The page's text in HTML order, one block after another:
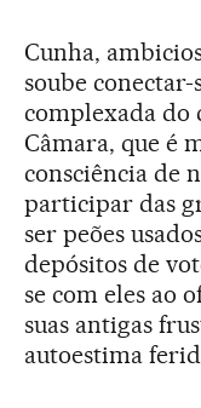
Cunha,
soube
complexada do
Câmara, que é
consciência de
participar das
ser peões
depósitos de
se com eles ao
suas antigas
autoestima